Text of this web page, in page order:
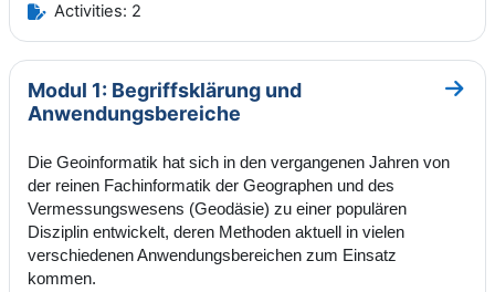
Activities: 2
Modul 1: Begriffsklärung und
Anwendungsbereiche
Go
Die Geoinformatik hat sich in den vergangenen Jahren von
der reinen Fachinformatik der Geographen und des
Vermessungswesens (Geodäsie) zu einer populären
Disziplin entwickelt, deren Methoden aktuell in vielen
verschiedenen Anwendungsbereichen zum Einsatz
kommen.